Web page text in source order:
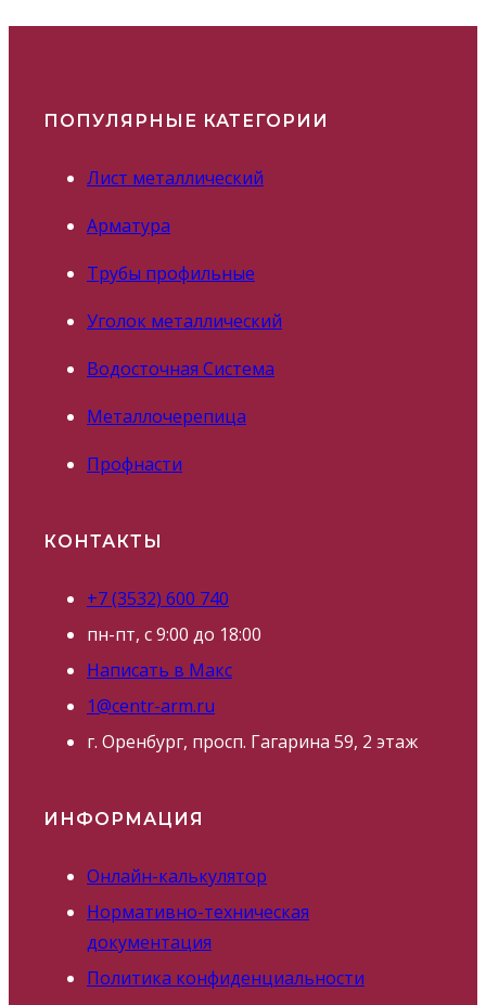
ПОПУЛЯРНЫЕ КАТЕГОРИИ
Лист металлический
Арматура
Трубы профильные
Уголок металлический
Водосточная Система
Металлочерепица
Профнасти
КОНТАКТЫ
+7 (3532) 600 740
пн-пт, с 9:00 до 18:00
Написать в Макс
1@centr-arm.ru
г. Оренбург, просп. Гагарина 59, 2 этаж
ИНФОРМАЦИЯ
Онлайн-калькулятор
Нормативно-техническая
документация
Политика конфиденциальности